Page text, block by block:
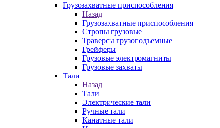
Грузозахватные приспособления
Назад
Грузозахватные приспособления
Стропы грузовые
Траверсы грузоподъемные
Грейферы
Грузовые электромагниты
Грузовые захваты
Тали
Назад
Тали
Электрические тали
Ручные тали
Канатные тали